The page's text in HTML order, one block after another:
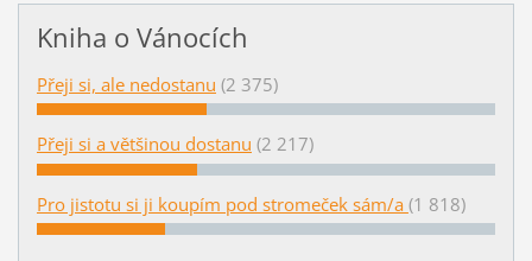
Kniha o Vánocích
Přeji si, ale nedostanu (2 375)
Přeji si a většinou dostanu (2 217)
Pro jistotu si ji koupím pod stromeček sám/a (1 818)